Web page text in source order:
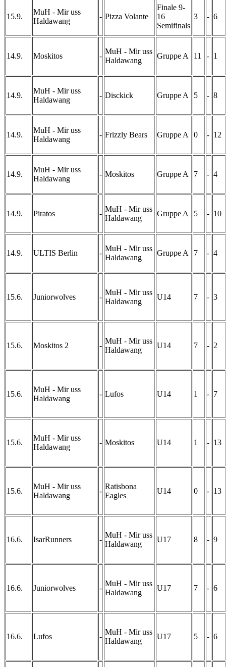
15.9.
MuH - Mir uss
Haldawang
- Pizza Volante
Finale 9-
16
Semifinals
3 - 6
14.9. Moskitos -
MuH - Mir uss
Haldawang
Gruppe A 11 - 1
14.9.
MuH - Mir uss
Haldawang
- Disckick Gruppe A 5 - 8
14.9.
MuH - Mir uss
Haldawang
- Frizzly Bears Gruppe A 0 - 12
14.9.
MuH - Mir uss
Haldawang
- Moskitos Gruppe A 7 - 4
14.9. Piratos -
MuH - Mir uss
Haldawang
Gruppe A 5 - 10
14.9. ULTIS Berlin -
MuH - Mir uss
Haldawang
Gruppe A 7 - 4
15.6. Juniorwolves -
MuH - Mir uss
Haldawang
U14 7 - 3
15.6. Moskitos 2 -
MuH - Mir uss
Haldawang
U14 7 - 2
15.6.
MuH - Mir uss
Haldawang
- Lufos U14 1 - 7
15.6.
MuH - Mir uss
Haldawang
- Moskitos U14 1 - 13
15.6.
MuH - Mir uss
Haldawang
-
Ratisbona
Eagles
U14 0 - 13
16.6. IsarRunners -
MuH - Mir uss
Haldawang
U17 8 - 9
16.6. Juniorwolves -
MuH - Mir uss
Haldawang
U17 7 - 6
16.6. Lufos -
MuH - Mir uss
Haldawang
U17 5 - 6